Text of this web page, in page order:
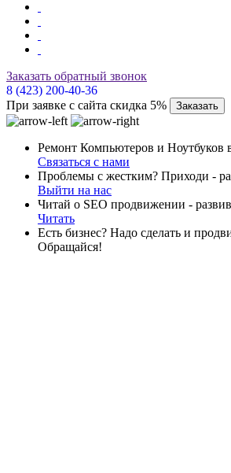
Заказать обратный звонок
8 (423) 200-40-36
При заявке с сайта скидка 5%
Заказать
Ремонт Компьютеров и Ноутбуков
Связаться с нами
Проблемы с жестким? Приходи -
Выйти на нас
Читай о SEO продвижении -
Читать
Есть бизнес? Надо сделать и
Обращайся!